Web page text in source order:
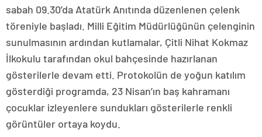
sabah 09.30’da Atatürk Anıtında düzenlenen çelenk
töreniyle başladı. Milli Eğitim Müdürlüğünün çelenginin
sunulmasının ardından kutlamalar, Çitli Nihat Kokmaz
İlkokulu tarafından okul bahçesinde hazırlanan
gösterilerle devam etti. Protokolün de yoğun katılım
gösterdiği programda, 23 Nisan’ın baş kahramanı
çocuklar izleyenlere sundukları gösterilerle renkli
görüntüler ortaya koydu.